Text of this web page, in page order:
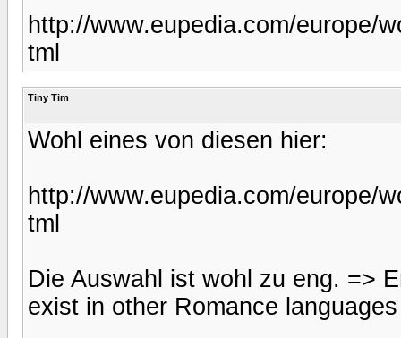
http://www.eupedia.com/europe/
tml
Tiny Tim
Wohl eines von diesen hier:
http://www.eupedia.com/europe/
tml
Die Auswahl ist wohl zu eng. =>
exist in other Romance languages